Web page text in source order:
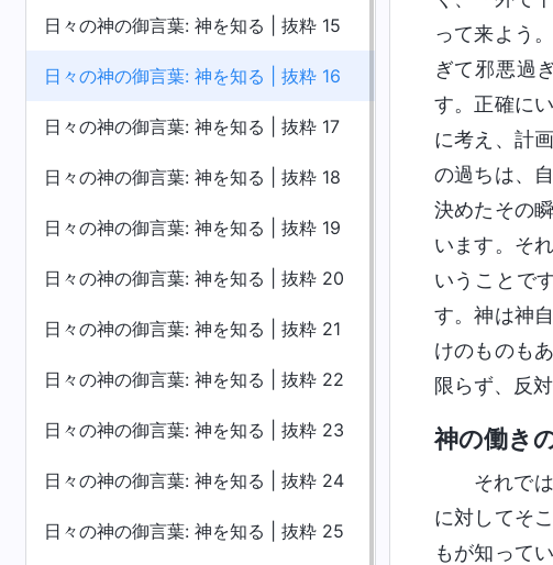
日々の神の御言葉: 神を知る | 抜粋 15
日々の神の御言葉: 神を知る | 抜粋 16
日々の神の御言葉: 神を知る | 抜粋 17
日々の神の御言葉: 神を知る | 抜粋 18
日々の神の御言葉: 神を知る | 抜粋 19
日々の神の御言葉: 神を知る | 抜粋 20
日々の神の御言葉: 神を知る | 抜粋 21
日々の神の御言葉: 神を知る | 抜粋 22
日々の神の御言葉: 神を知る | 抜粋 23
日々の神の御言葉: 神を知る | 抜粋 24
日々の神の御言葉: 神を知る | 抜粋 25
って来よう
ぎて邪悪過
す。正確に
に考え、計
の過ちは、
決めたその
います。そ
いうことで
す。神は神
けのものも
限らず、反
神の働き
それで
に対してそ
もが知って